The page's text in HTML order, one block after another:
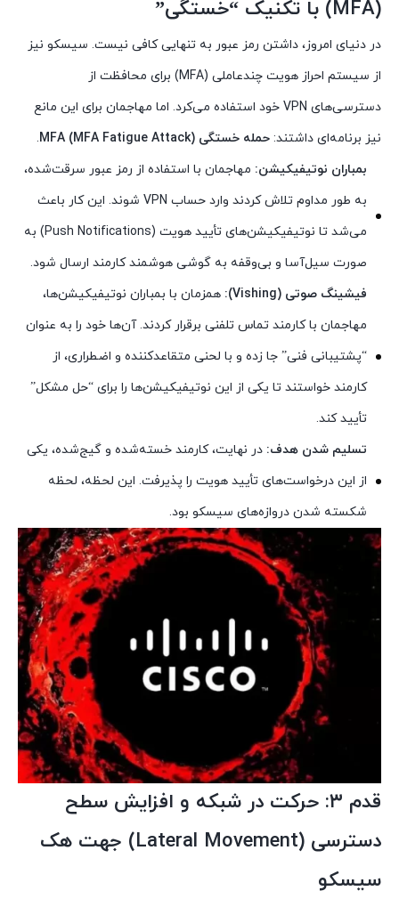
(MFA) با تکنیک “خستگی”
در دنیای امروز، داشتن رمز عبور به تنهایی کافی نیست. سیسکو نیز
از سیستم احراز هویت چندعاملی (MFA) برای محافظت از
دسترسی‌های VPN خود استفاده می‌کرد. اما مهاجمان برای این مانع
نیز برنامه‌ای داشتند: حمله خستگی MFA (MFA Fatigue Attack)
.
بمباران نوتیفیکیشن: مهاجمان با استفاده از رمز عبور سرقت‌شده،
به طور مداوم تلاش کردند وارد حساب VPN شوند. این کار باعث
می‌شد تا نوتیفیکیشن‌های تأیید هویت (Push Notifications) به
صورت سیل‌آسا و بی‌وقفه به گوشی هوشمند کارمند ارسال شود.
فیشینگ صوتی (Vishing):
همزمان با بمباران نوتیفیکیشن‌ها،
مهاجمان با کارمند تماس تلفنی برقرار کردند. آن‌ها خود را به عنوان
“پشتیبانی فنی” جا زده و با لحنی متقاعدکننده و اضطراری، از
کارمند خواستند تا یکی از این نوتیفیکیشن‌ها را برای “حل مشکل”
تأیید کند.
تسلیم شدن هدف: در نهایت، کارمند خسته‌شده و گیج‌شده، یکی
از این درخواست‌های تأیید هویت را پذیرفت. این لحظه، لحظه
شکسته شدن دروازه‌های سیسکو بود.
قدم ۳: حرکت در شبکه و افزایش سطح
دسترسی (Lateral Movement) جهت هک
سیسکو